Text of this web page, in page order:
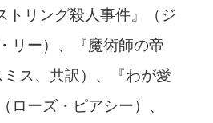
トリング殺人事件』（ジ
リー）、『魔術師の帝
ス、共訳）、『わが愛
ローズ・ピアシー）、